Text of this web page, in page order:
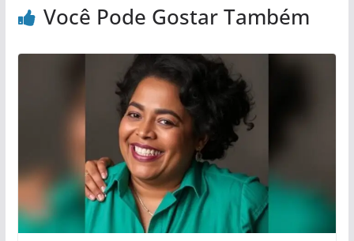
Você Pode Gostar Também